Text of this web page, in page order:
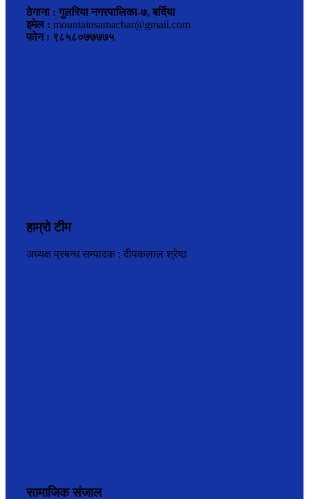
ठेगाना : गुलरिया नगरपालिका-७, बर्दिया
इमेल : mountainsamachar@gmail.com
फोन : ९८५८०७७७७५
हाम्रो टीम
अध्यक्ष प्रबन्ध सम्पादक : दीपकलाल श्रेष्ठ
सामाजिक संजाल